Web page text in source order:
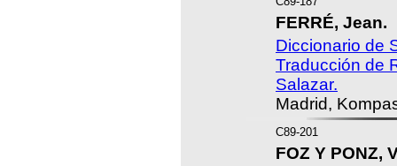
FERRÉ, Jean.
Diccionario de
Traducción de
Salazar.
Madrid,
C89-201
FOZ Y PONZ,